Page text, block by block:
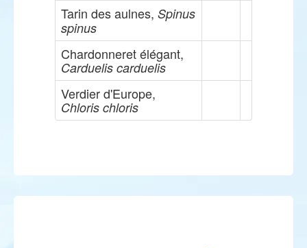
Tarin des aulnes, Spinus
spinus
Chardonneret élégant,
Carduelis carduelis
Verdier d'Europe,
Chloris chloris